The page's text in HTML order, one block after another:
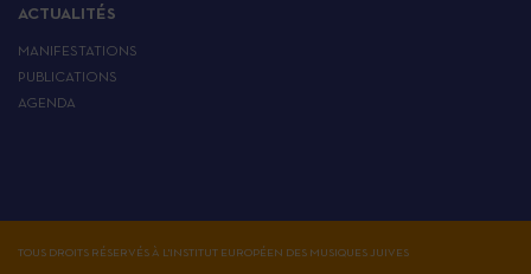
ACTUALITÉS
MANIFESTATIONS
PUBLICATIONS
AGENDA
TOUS DROITS RÉSERVÉS À L'INSTITUT EUROPÉEN DES MUSIQUES JUIVES